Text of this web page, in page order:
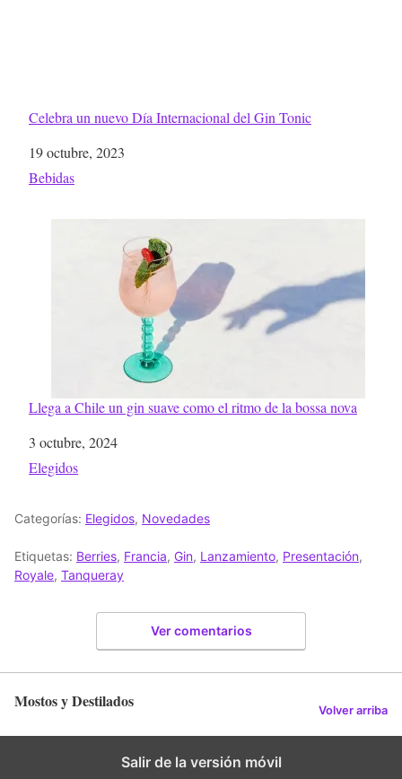
Celebra un nuevo Día Internacional del Gin Tonic
Fecha
19 octubre, 2023
Respecto a
Bebidas
Llega a Chile un gin suave como el ritmo de la bossa nova
Fecha
3 octubre, 2024
Respecto a
Elegidos
Categorías: Elegidos, Novedades
Etiquetas: Berries, Francia, Gin, Lanzamiento, Presentación,
Royale, Tanqueray
Ver comentarios
Mostos y Destilados Volver arriba
Salir de la versión móvil